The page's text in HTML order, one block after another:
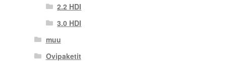
2.2 HDI
3.0 HDI
muu
Ovipaketit